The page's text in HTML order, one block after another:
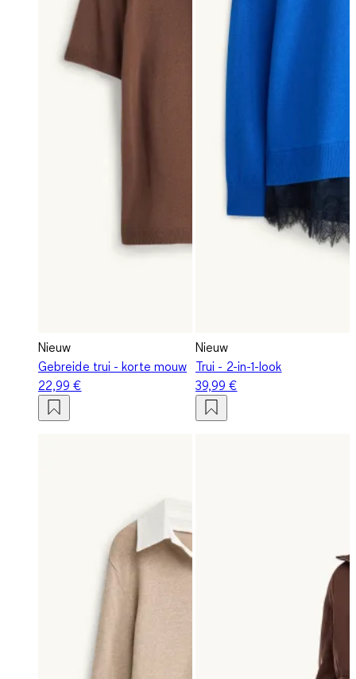
Nieuw
Gebreide trui - korte mouw
22,99 €
Nieuw
Trui - 2-in-1-look
39,99 €